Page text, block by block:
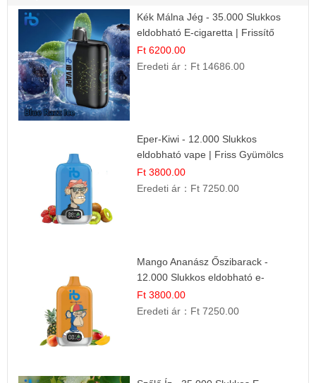
Kék Málna Jég - 35.000 Slukkos
eldobható E-cigaretta | Frissítő
Ízélmény
Ft 6200.00
Eredeti ár： Ft 14686.00
Eper-Kiwi - 12.000 Slukkos
eldobható vape | Friss Gyümölcs
Kombináció
Ft 3800.00
Eredeti ár： Ft 7250.00
Mango Ananász Őszibarack -
12.000 Slukkos eldobható e-
Cigaretta
Ft 3800.00
Eredeti ár： Ft 7250.00